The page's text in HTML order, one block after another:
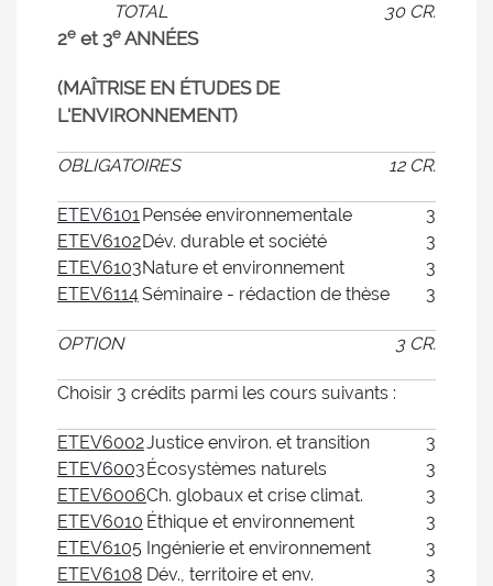
TOTAL
30 CR.
2e et 3e ANNÉES
(MAÎTRISE EN ÉTUDES DE
L'ENVIRONNEMENT)
OBLIGATOIRES 12 CR.
ETEV6101Pensée environnementale
3
ETEV6102Dév. durable et société
3
ETEV6103Nature et environnement
3
ETEV6114Séminaire - rédaction de thèse 3
OPTION 3 CR.
Choisir 3 crédits parmi les cours suivants :
ETEV6002Justice environ. et transition
3
ETEV6003Écosystèmes naturels
3
ETEV6006Ch. globaux et crise climat.
3
ETEV6010 Éthique et environnement
3
ETEV6105 Ingénierie et environnement
3
ETEV6108 Dév., territoire et env. 3